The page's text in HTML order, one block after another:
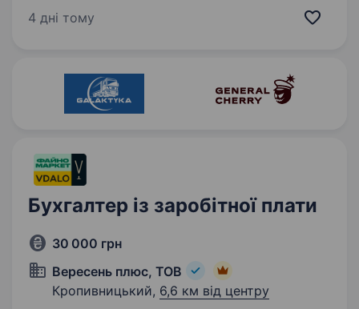
та ТМЦ. Радо запрошуємо на співбесіду, якщо
4 дні тому
Бухгалтер із заробітної плати
30 000 грн
Вересень плюс, ТОВ
Кропивницький, 6,6 км від центру